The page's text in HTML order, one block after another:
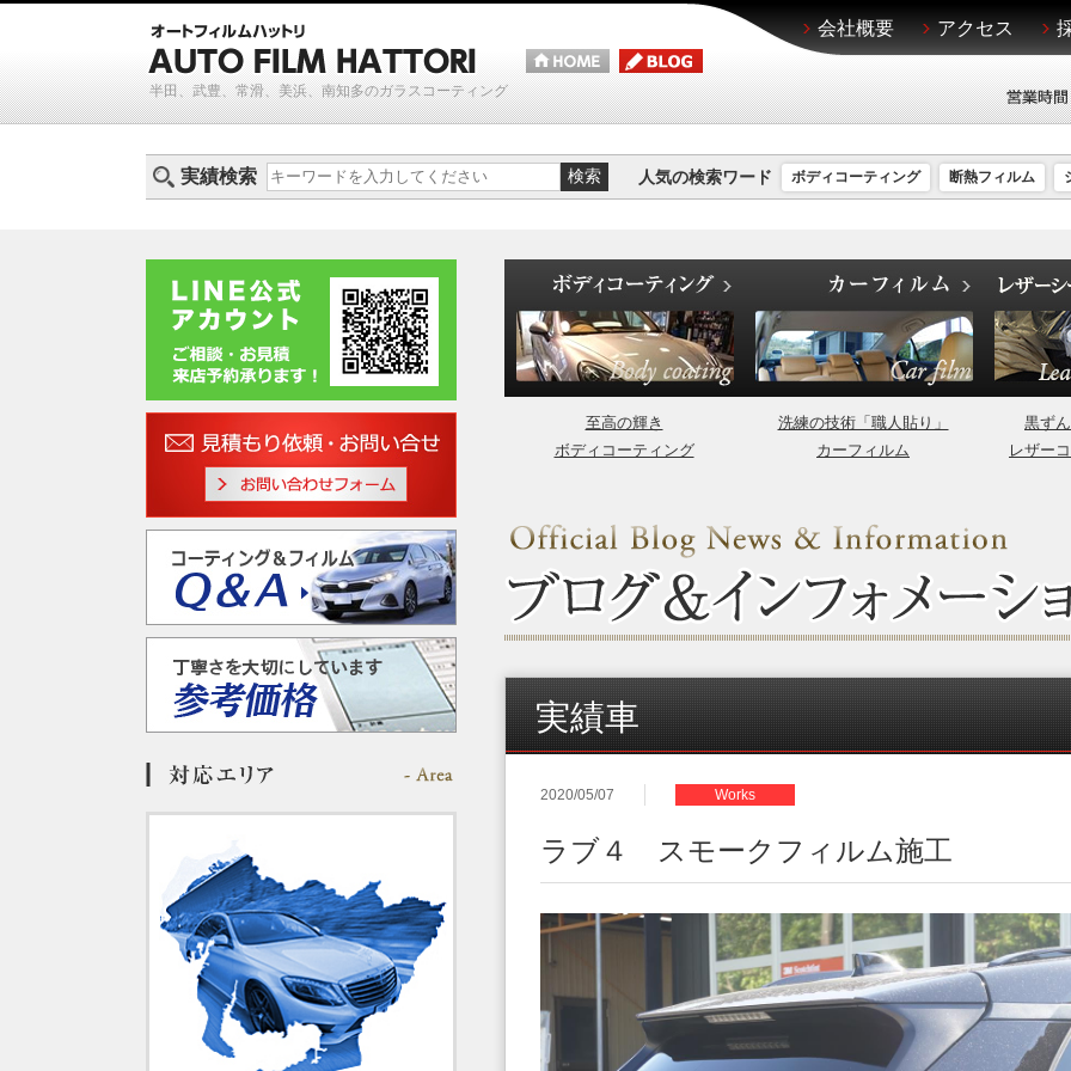
半田、武豊、常滑、美浜、南知多のガラスコーティング
会社概要 アクセス
実績検索 人気の検索ワード ボディコーティング 断熱フィルム
至高の輝き
ボディコーティング
洗練の技術「職人貼り」
カーフィルム
黒ず
レザー
実績車
2020/05/07 Works
ラブ４ スモークフィルム施工